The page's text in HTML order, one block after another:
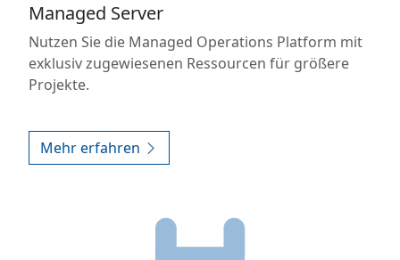
Managed Server
Nutzen Sie die Managed Operations Platform mit
exklusiv zugewiesenen Ressourcen für größere
Projekte.
Mehr erfahren